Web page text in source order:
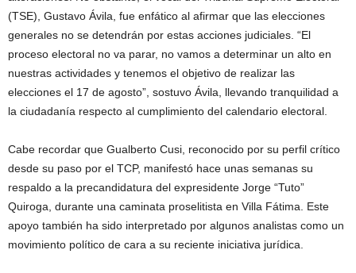
(TSE), Gustavo Ávila, fue enfático al afirmar que las elecciones
generales no se detendrán por estas acciones judiciales. “El
proceso electoral no va parar, no vamos a determinar un alto en
nuestras actividades y tenemos el objetivo de realizar las
elecciones el 17 de agosto”, sostuvo Ávila, llevando tranquilidad a
la ciudadanía respecto al cumplimiento del calendario electoral.
Cabe recordar que Gualberto Cusi, reconocido por su perfil crítico
desde su paso por el TCP, manifestó hace unas semanas su
respaldo a la precandidatura del expresidente Jorge “Tuto”
Quiroga, durante una caminata proselitista en Villa Fátima. Este
apoyo también ha sido interpretado por algunos analistas como un
movimiento político de cara a su reciente iniciativa jurídica.